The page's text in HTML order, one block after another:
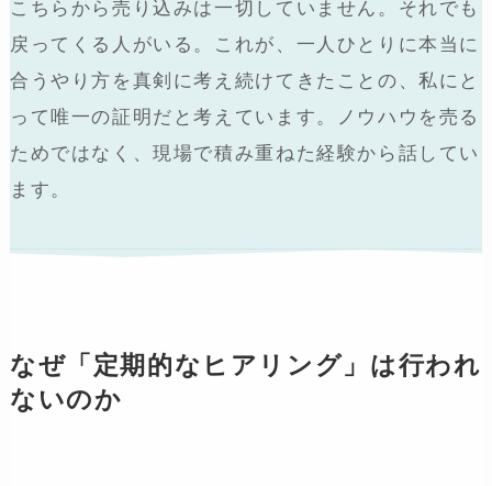
こちらから売り込みは一切していません。それでも
戻ってくる人がいる。これが、一人ひとりに本当に
合うやり方を真剣に考え続けてきたことの、私にと
って唯一の証明だと考えています。ノウハウを売る
ためではなく、現場で積み重ねた経験から話してい
ます。
なぜ「定期的なヒアリング」は行われ
ないのか